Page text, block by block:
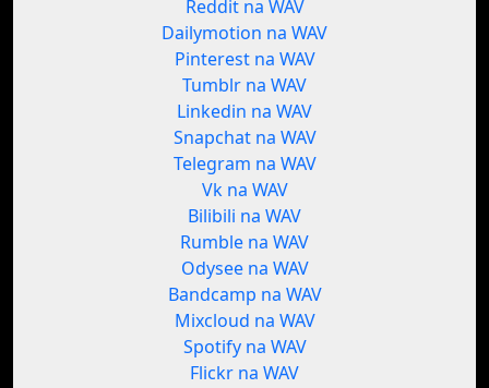
Reddit na WAV
Dailymotion na WAV
Pinterest na WAV
Tumblr na WAV
Linkedin na WAV
Snapchat na WAV
Telegram na WAV
Vk na WAV
Bilibili na WAV
Rumble na WAV
Odysee na WAV
Bandcamp na WAV
Mixcloud na WAV
Spotify na WAV
Flickr na WAV